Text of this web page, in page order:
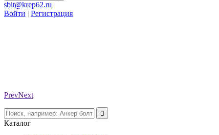
sbit@krep62.ru
Войти | Регистрация
PrevNext
Каталог